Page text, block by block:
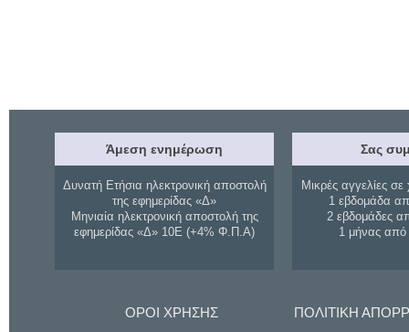
Άμεση ενημέρωση
Δυνατή Ετήσια ηλεκτρονική αποστολή
της εφημερίδας «Δ»
Μηνιαία ηλεκτρονική αποστολή της
εφημερίδας «Δ» 10Ε (+4% Φ.Π.Α)
Σας
Μικρές αγγελίες σε
1 εβδομάδα
2 εβδομάδες
1 μήνας
ΟΡΟΙ ΧΡΗΣΗΣ ΠΟΛΙΤΙΚΗ